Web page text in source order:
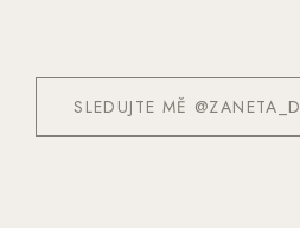
SLEDUJTE MĚ